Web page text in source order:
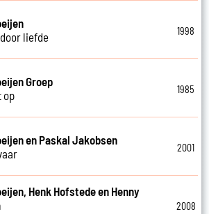
liefde
1998
Groep
op
1985
en Paskal Jakobsen
2001
Henk Hofstede en Henny
2008